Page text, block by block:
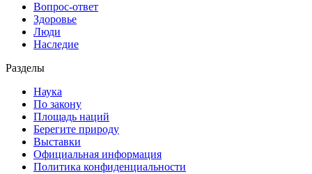
Вопрос-ответ
Здоровье
Люди
Наследие
Разделы
Наука
По закону
Площадь наций
Берегите природу
Выставки
Официальная информация
Политика конфиденциальности